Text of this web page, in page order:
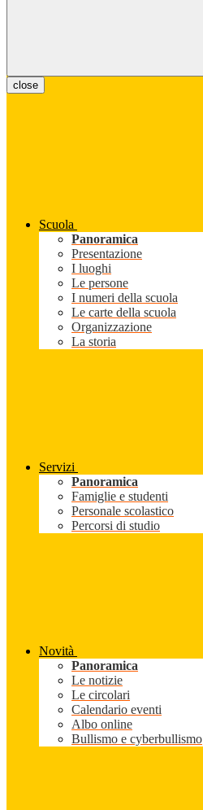
close
Scuola
Panoramica
Presentazione
I luoghi
Le persone
I numeri della scuola
Le carte della scuola
Organizzazione
La storia
Servizi
Panoramica
Famiglie e studenti
Personale scolastico
Percorsi di studio
Novità
Panoramica
Le notizie
Le circolari
Calendario eventi
Albo online
Bullismo e cyberbullismo